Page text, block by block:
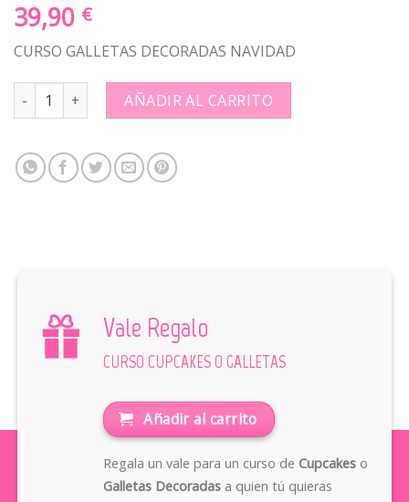
39,90 €
CURSO GALLETAS DECORADAS NAVIDAD
CURSO GALLETAS DECORADAS NAVIDAD: quantity
AÑADIR AL CARRITO
Vale Regalo
CURSO CUPCAKES O GALLETAS
Añadir al carrito
Regala un vale para un curso de Cupcakeso
Galletas Decoradasa quien tú quieras